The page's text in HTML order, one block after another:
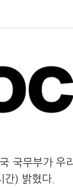
국무부가 우
) 밝혔다.